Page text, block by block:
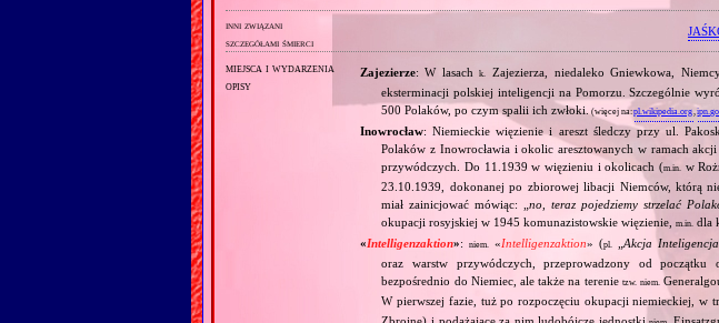
inni związani
szczegółami śmierci
miejsca i wydarzenia
opisy
Zajezierze: W lasachk. Zajezierza, niedaleko Gniewkowa,
eksterminacji polskiej inteligencji na Pomorzu. Szczególnie
500 Polaków, po czym spalii ich zwłoki.
(więcej na:pl.wikipedia.org ,
Inowrocław: Niemieckie więzienie i areszt śledczy przy ul.
Polaków z Inowrocławia i okolic aresztowanych w ramach akcji
przywódczych. Do 11.1939 w więzieniu i okolicach (m.in.
w
23.10.1939, dokonanej po zbiorowej libacji Niemców, którą
miał zainicjować mówiąc: „no, teraz pojedziemy strzelać
okupacji rosyjskiej w 1945 komunazistowskie więzienie,m.in. dla
«Intelligenzaktion»: niem. «Intelligenzaktion» (pl. „Akcja Inteligencja
oraz warstw przywódczych, przeprowadzony od
bezpośrednio do Niemiec, ale także na terenie tzw. niem.
W pierwszej fazie, tuż po rozpoczęciu okupacji niemieckiej, w